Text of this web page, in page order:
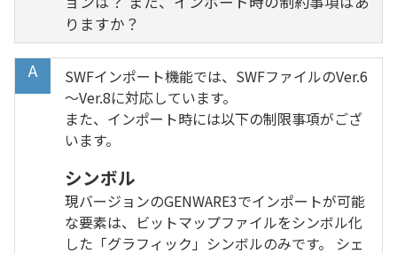
りますか？
SWFインポート機能では、SWFファイルのVer.6
～Ver.8に対応しています。
また、インポート時には以下の制限事項がござ
います。
シンボル
現バージョンのGENWARE3でインポートが可能
な要素は、ビットマップファイルをシンボル化
した「グラフィック」シンボルのみです。 シェ